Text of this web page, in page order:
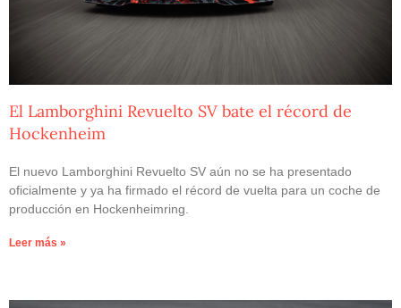
El Lamborghini Revuelto SV bate el récord de
Hockenheim
El nuevo Lamborghini Revuelto SV aún no se ha presentado
oficialmente y ya ha firmado el récord de vuelta para un coche de
producción en Hockenheimring.
Leer más »